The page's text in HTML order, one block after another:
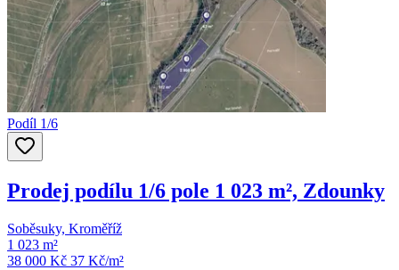
Podíl 1/6
Prodej podílu 1/6 pole 1 023 m², Zdounky
Soběsuky, Kroměříž
1 023 m²
38 000 Kč 37 Kč/m²